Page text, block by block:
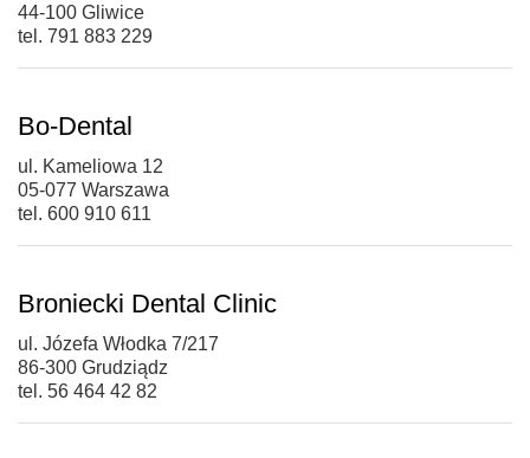
44-100 Gliwice
tel. 791 883 229
Bo-Dental
ul. Kameliowa 12
05-077 Warszawa
tel. 600 910 611
Broniecki Dental Clinic
ul. Józefa Włodka 7/217
86-300 Grudziądz
tel. 56 464 42 82